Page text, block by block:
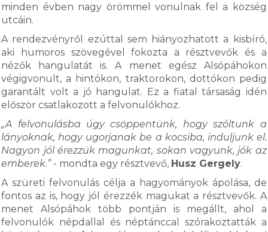
minden évben nagy örömmel vonulnak fel a község
utcáin.
A rendezvényről ezúttal sem hiányozhatott a kisbíró,
aki humoros szövegével fokozta a résztvevők és a
nézők hangulatát is. A menet egész Alsópáhokon
végigvonult, a hintókon, traktorokon, dottókon pedig
garantált volt a jó hangulat. Ez a fiatal társaság idén
először csatlakozott a felvonulókhoz.
„A felvonulásba úgy csöppentünk, hogy szóltunk a
lányoknak, hogy ugorjanak be a kocsiba, induljunk el.
Nagyon jól érezzük magunkat, sokan vagyunk, jók az
emberek.”- mondta egy résztvevő, Husz Gergely.
A szüreti felvonulás célja a hagyományok ápolása, de
fontos az is, hogy jól érezzék magukat a résztvevők. A
menet Alsópáhok több pontján is megállt, ahol a
felvonulók népdallal és néptánccal szórakoztatták a